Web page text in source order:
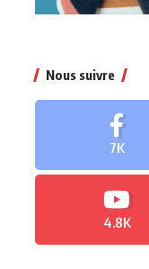
Nous suivre
7K
4.8K